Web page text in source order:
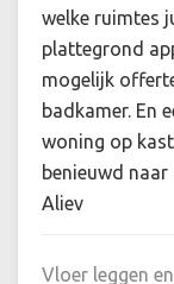
welke ruimtes
plattegrond
mogelijk
badkamer. En
woning op
benieuwd
Aliev
Vloer leggen